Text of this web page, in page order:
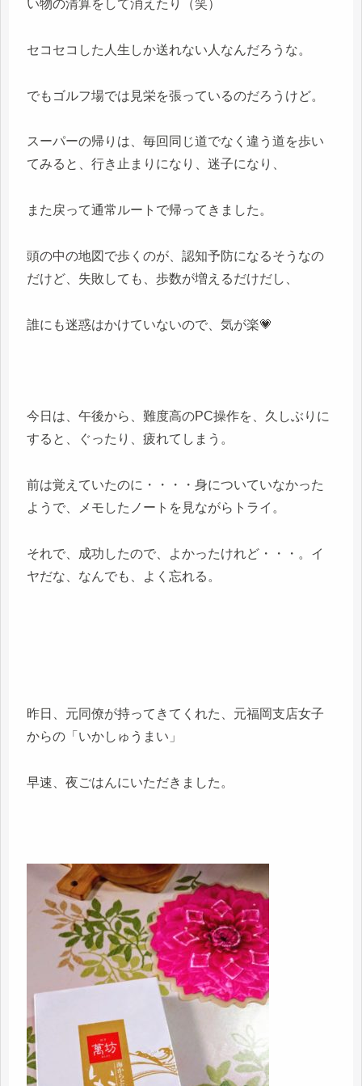
い物の清算をして消えたり（笑）
セコセコした人生しか送れない人なんだろうな。
でもゴルフ場では見栄を張っているのだろうけど。
スーパーの帰りは、毎回同じ道でなく違う道を歩い
てみると、行き止まりになり、迷子になり、
また戻って通常ルートで帰ってきました。
頭の中の地図で歩くのが、認知予防になるそうなの
だけど、失敗しても、歩数が増えるだけだし、
誰にも迷惑はかけていないので、気が楽💗
今日は、午後から、難度高のPC操作を、久しぶりに
すると、ぐったり、疲れてしまう。
前は覚えていたのに・・・・身についていなかった
ようで、メモしたノートを見ながらトライ。
それで、成功したので、よかったけれど・・・。イ
ヤだな、なんでも、よく忘れる。
昨日、元同僚が持ってきてくれた、元福岡支店女子
からの「いかしゅうまい」
早速、夜ごはんにいただきました。